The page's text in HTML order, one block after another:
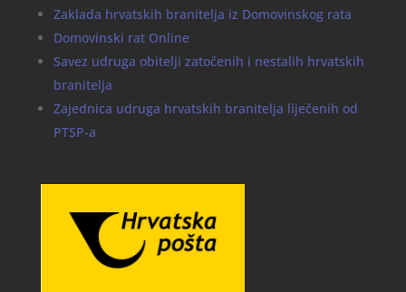
Zaklada hrvatskih branitelja iz Domovinskog rata
Domovinski rat Online
Savez udruga obitelji zatočenih i nestalih hrvatskih
branitelja
Zajednica udruga hrvatskih branitelja liječenih od
PTSP-a